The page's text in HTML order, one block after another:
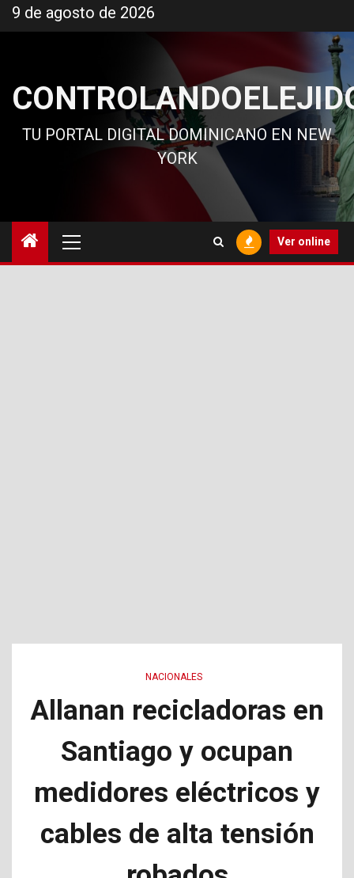
al
9 de agosto de 2026
TU PORTAL DIGITAL DOMINICANO EN NEW
YORK
principal
Ver online
NACIONALES
Allanan recicladoras en
Santiago y ocupan
medidores eléctricos y
cables de alta tensión